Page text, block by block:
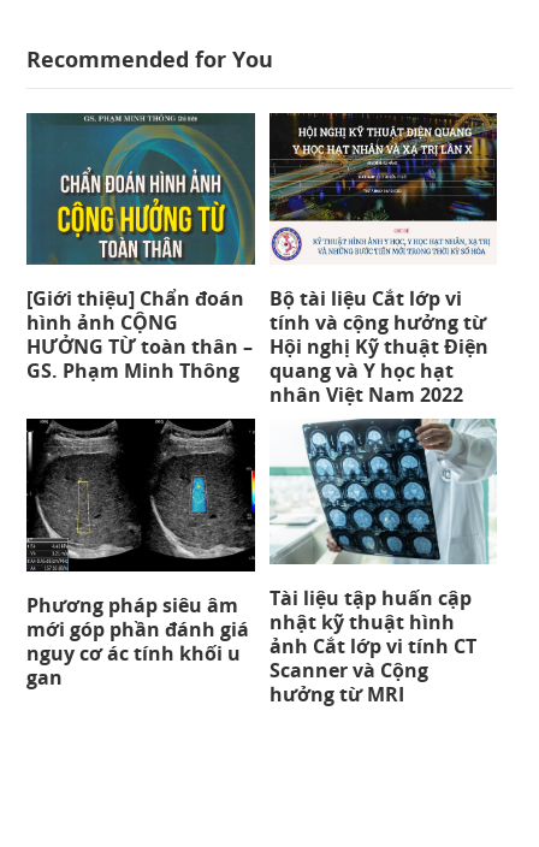
Recommended for You
[Giới thiệu] Chẩn đoán
hình ảnh CỘNG
HƯỞNG TỪ toàn thân –
GS. Phạm Minh Thông
Bộ tài liệu Cắt lớp vi
tính và cộng hưởng từ
Hội nghị Kỹ thuật Điện
quang và Y học hạt
nhân Việt Nam 2022
Phương pháp siêu âm
mới góp phần đánh giá
nguy cơ ác tính khối u
gan
Tài liệu tập huấn cập
nhật kỹ thuật hình
ảnh Cắt lớp vi tính CT
Scanner và Cộng
hưởng từ MRI